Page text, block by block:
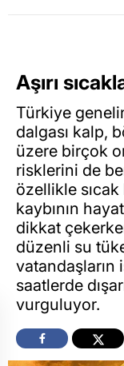
Aşırı
Türkiye
dalgası kalp,
üzere birçok
risklerini de
özellikle
kaybının
dikkat
düzenli su
vatandaşların
saatlerde
vurguluyor.